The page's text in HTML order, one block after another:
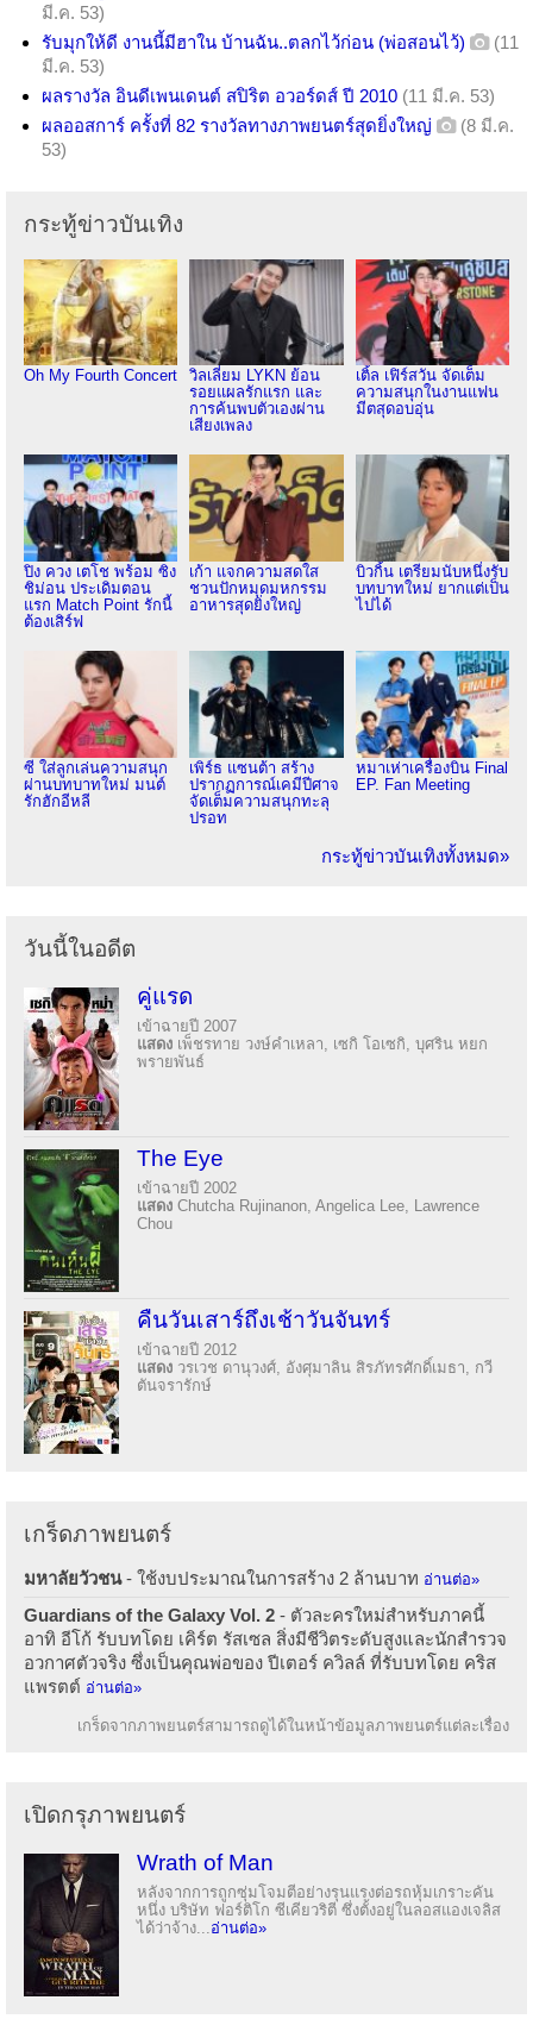
มี.ค. 53)
รับมุกให้ดี งานนี้มีฮาใน บ้านฉัน..ตลกไว้ก่อน (พ่อสอนไว้)
(11
มี.ค. 53)
ผลรางวัล อินดีเพนเดนต์ สปิริต อวอร์ดส์ ปี 2010 (11 มี.ค. 53)
ผลออสการ์ ครั้งที่ 82 รางวัลทางภาพยนตร์สุดยิ่งใหญ่
(8 มี.ค.
53)
กระทู้ข่าวบันเทิง
Oh My Fourth Concert
วิลเลี่ยม LYKN ย้อน
รอยแผลรักแรก และ
การค้นพบตัวเองผ่าน
เสียงเพลง
เติ้ล เฟิร์สวัน จัดเต็ม
ความสนุกในงานแฟน
มีตสุดอบอุ่น
ปิง ควง เตโช พร้อม ซิง
ชิม่อน ประเดิมตอน
แรก Match Point รักนี้
ต้องเสิร์ฟ
เก้า แจกความสดใส
ชวนปักหมุดมหกรรม
อาหารสุดยิ่งใหญ่
บิวกิ้น เตรียมนับหนึ่งรับ
บทบาทใหม่ ยากแต่เป็น
ไปได้
ซี ใส่ลูกเล่นความสนุก
ผ่านบทบาทใหม่ มนต์
รักฮักอีหลี
เพิร์ธ แซนต้า สร้าง
ปรากฏการณ์เคมีปีศาจ
จัดเต็มความสนุกทะลุ
ปรอท
หมาเห่าเครื่องบิน Final
EP. Fan Meeting
กระทู้ข่าวบันเทิงทั้งหมด»
วันนี้ในอดีต
คู่แรด
เข้าฉายปี 2007
แสดง เพ็ชรทาย วงษ์คำเหลา, เซกิ โอเซกิ, บุศริน หยก
พรายพันธ์
The Eye
เข้าฉายปี 2002
แสดง Chutcha Rujinanon, Angelica Lee, Lawrence
Chou
คืนวันเสาร์ถึงเช้าวันจันทร์
เข้าฉายปี 2012
แสดง วรเวช ดานุวงศ์, อังศุมาลิน สิรภัทรศักดิ์เมธา, กวี
ตันจรารักษ์
เกร็ดภาพยนตร์
มหาลัยวัวชน- ใช้งบประมาณในการสร้าง 2 ล้านบาท อ่านต่อ»
Guardians of the Galaxy Vol. 2 - ตัวละครใหม่สำหรับภาคนี้
อาทิ อีโก้ รับบทโดย เคิร์ต รัสเซล สิ่งมีชีวิตระดับสูงและนักสำรวจ
อวกาศตัวจริง ซึ่งเป็นคุณพ่อของ ปีเตอร์ ควิลล์ ที่รับบทโดย คริส
แพรตต์ อ่านต่อ»
เกร็ดจากภาพยนตร์สามารถดูได้ในหน้าข้อมูลภาพยนตร์แต่ละเรื่อง
เปิดกรุภาพยนตร์
Wrath of Man
หลังจากการถูกซุ่มโจมตีอย่างรุนแรงต่อรถหุ้มเกราะคัน
หนึ่ง บริษัท ฟอร์ติโก ซีเคียวริตี ซึ่งตั้งอยู่ในลอสแองเจลิส
ได้ว่าจ้าง... อ่านต่อ»